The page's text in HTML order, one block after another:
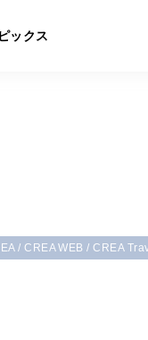
ックス
/ CREA WEB / CREA